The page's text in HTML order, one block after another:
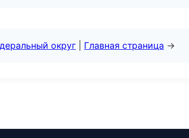
округ Главная страница →